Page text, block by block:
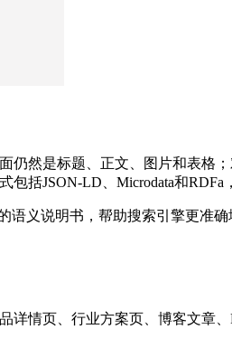
然是标题、正文、图片和表格
括JSON-LD、Microdata和RDFa
义说明书，帮助搜索引擎更准
情页、行业方案页、博客文章